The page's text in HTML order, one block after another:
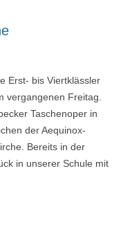
Erst- bis Viertklässler
vergangenen Freitag.
Taschenoper in
der Aequinox-
Bereits in der
in unserer Schule mit